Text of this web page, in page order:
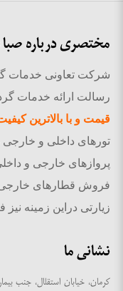
مختصری درباره
رسالت ارائه خدمات
قیمت و با بالاترین
تورهای داخلی و
پروازهای خارجی و
فروش قطارهای خارجی
زیارتی دراین زمینه نیز
نشانی ما
کرمان، خیابان استقلال، جنب